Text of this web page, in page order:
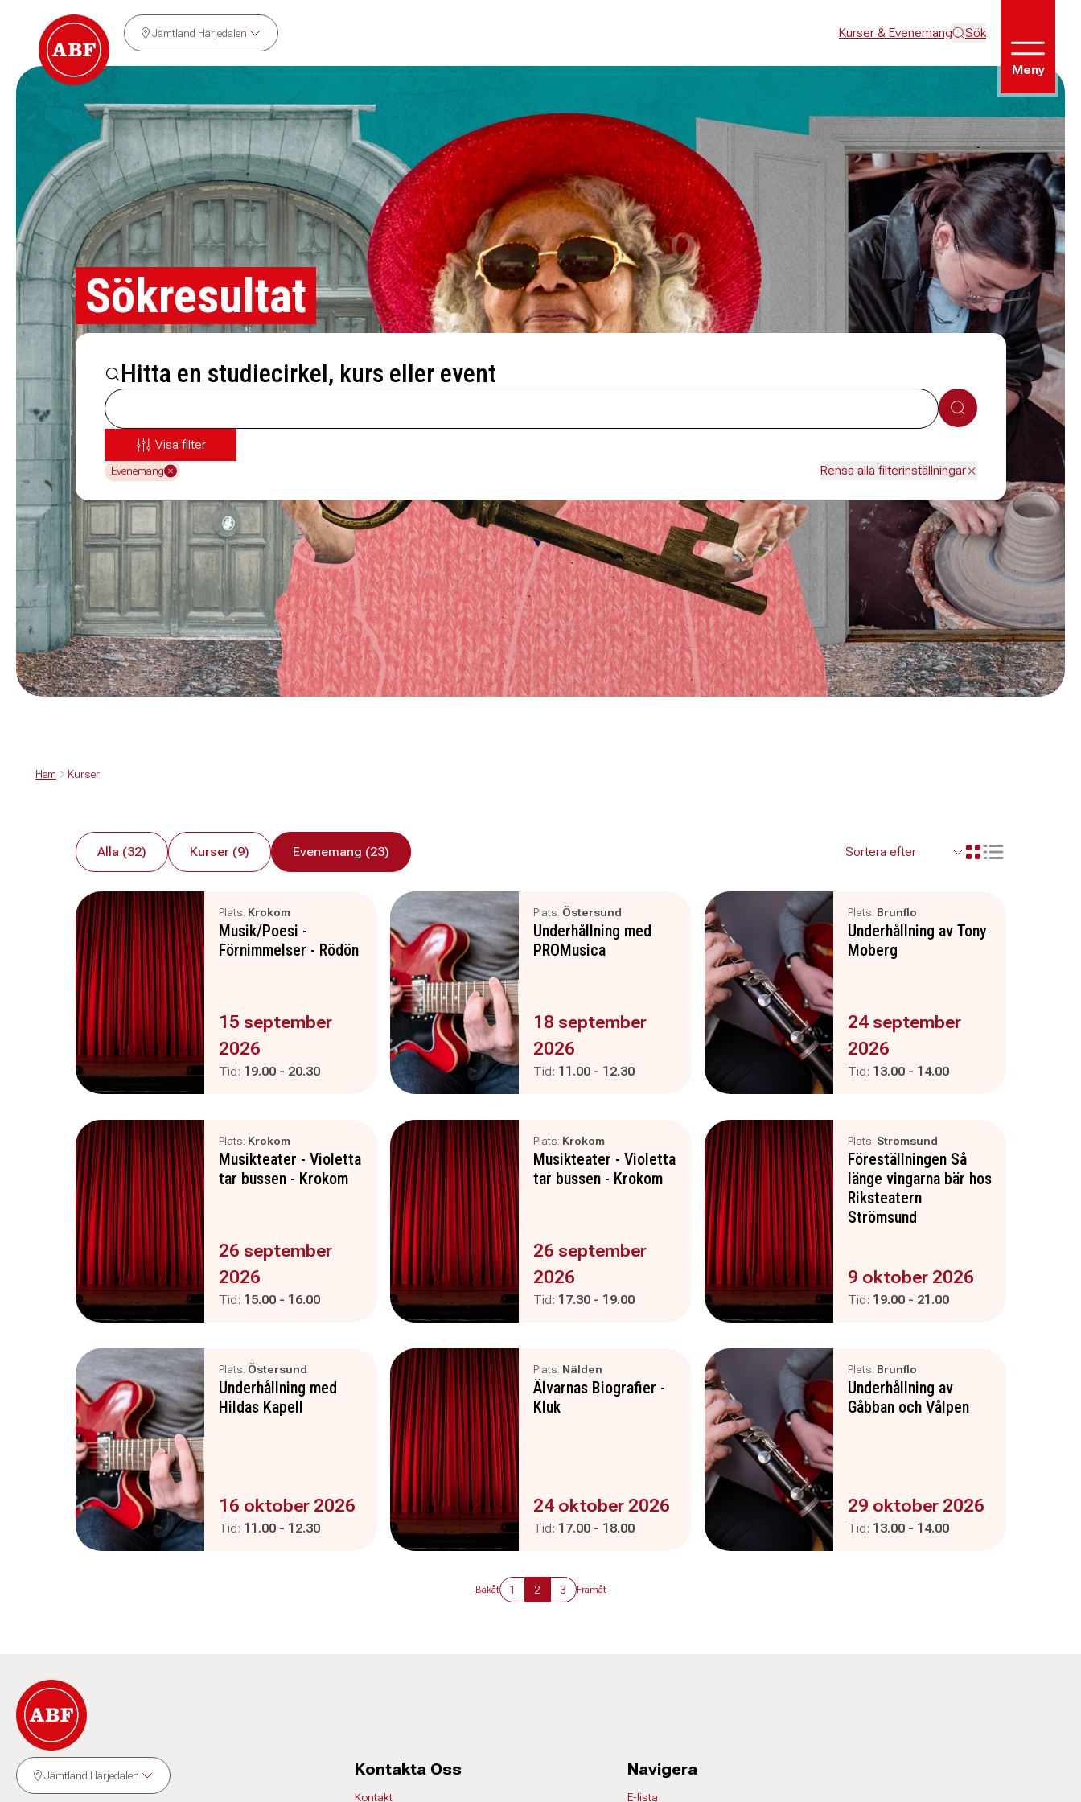
Jämtland Härjedalen Kurser & Evenemang Sök
Meny
Sökresultat
Hitta en studiecirkel, kurs eller event
Sök
Visa filter
Evenemang Rensa alla filterinställningar
Hem Kurser
Alla (32) Kurser (9) Evenemang (23) Visa resultaten i ett
Visa resultaten
Plats: Krokom
Musik/Poesi -
Förnimmelser - Rödön
Evenemanget är :
15 september
2026
Tid: Pågår mellan
19.00 - och
20.30
Plats: Östersund
Underhållning med
PROMusica
Evenemanget är :
18 september
2026
Tid: Pågår mellan
11.00 - och
12.30
Plats: Brunflo
Underhållning av Tony
Moberg
Evenemanget är :
24 september
2026
Tid: Pågår mellan
13.00 - och
14.00
Plats: Krokom
Musikteater - Violetta
tar bussen - Krokom
Evenemanget är :
26 september
2026
Tid: Pågår mellan
15.00 - och
16.00
Plats: Krokom
Musikteater - Violetta
tar bussen - Krokom
Evenemanget är :
26 september
2026
Tid: Pågår mellan
17.30 - och
19.00
Plats: Strömsund
Föreställningen Så
länge vingarna bär hos
Riksteatern
Strömsund
Evenemanget är :
9 oktober 2026
Tid: Pågår mellan
19.00 - och
21.00
Plats: Östersund
Underhållning med
Hildas Kapell
Evenemanget är :
16 oktober 2026
Tid: Pågår mellan
11.00 - och
12.30
Plats: Nälden
Älvarnas Biografier -
Kluk
Evenemanget är :
24 oktober 2026
Tid: Pågår mellan
17.00 - och
18.00
Plats: Brunflo
Underhållning av
Gåbban och Vålpen
Evenemanget är :
29 oktober 2026
Tid: Pågår mellan
13.00 - och
14.00
Bakåt 1 2 3 Framåt
Jämtland Härjedalen Kontakta Oss
Kontakt
Navigera
E-lista